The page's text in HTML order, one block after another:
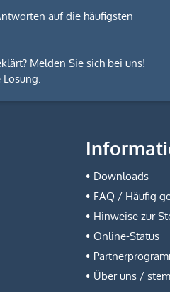
auf die häufigsten
Melden Sie sich bei uns!
Downloads
FAQ / Häufig
Hinweise zur
Online-Status
Über uns /